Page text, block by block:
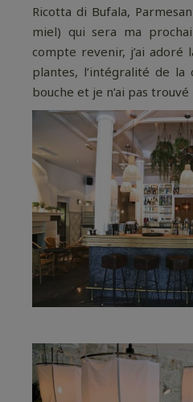
Ricotta di Bufala,
miel) qui sera ma
compte revenir, j’ai adoré
plantes, l’intégralité de la
bouche et je n’ai pas